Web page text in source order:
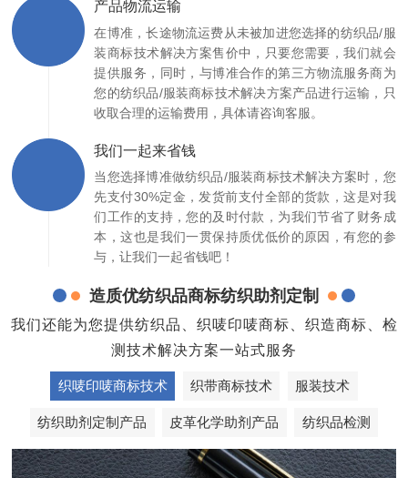
产品物流运输
在博准，长途物流运费从未被加进您选择的纺织品/服
装商标技术解决方案售价中，只要您需要，我们就会
提供服务，同时，与博准合作的第三方物流服务商为
您的纺织品/服装商标技术解决方案产品进行运输，只
收取合理的运输费用，具体请咨询客服。
我们一起来省钱
当您选择博准做纺织品/服装商标技术解决方案时，您
先支付30%定金，发货前支付全部的货款，这是对我
们工作的支持，您的及时付款，为我们节省了财务成
本，这也是我们一贯保持质优低价的原因，有您的参
与，让我们一起省钱吧！
造质优纺织品商标纺织助剂定制
我们还能为您提供纺织品、织唛印唛商标、织造商标、检
测技术解决方案一站式服务
织唛印唛商标技术 织带商标技术 服装技术
纺织助剂定制产品 皮革化学助剂产品 纺织品检测